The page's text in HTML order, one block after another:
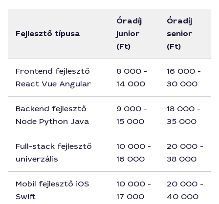
Fejlesztő típusa
Óradíj
junior
(Ft)
Óradíj
senior
(Ft)
Frontend fejlesztő
React Vue Angular
8 000 -
14 000
16 000 -
30 000
Backend fejlesztő
Node Python Java
9 000 -
15 000
18 000 -
35 000
Full-stack fejlesztő
univerzális
10 000 -
16 000
20 000 -
38 000
Mobil fejlesztő iOS
Swift
10 000 -
17 000
20 000 -
40 000